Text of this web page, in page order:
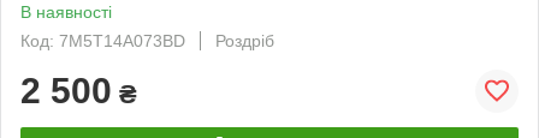
В наявності
Код: 7M5T14A073BD
Роздріб
2 500 ₴